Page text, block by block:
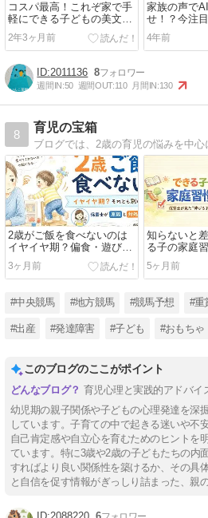
コスパ最高！これぞ家で手
軽にできる子どもの美文字
練習法だ！
2年3ヶ月前
家族の声で
せ！？今注
【coemo（
力とは。
4年前
2011136 8
週間IN:50 週間OUT:110 月間IN:130
8
育児の宝箱
2歳がご飯を食べないのは
イヤイヤ期？偏食・遊び食
べの理由と保育士が教える
正しい対処法
3ヶ月前
知らないと
る子の家庭
士が本音で解
5ヶ月前
#中央競馬 #地方競馬 #競馬予想 #重
#出産 #発達障害 #子ども #おもちゃ
このブログのここがポイント
育児心理と実践的アドバイ
幼児期の親子関係や子どもの心理発達を深
しています。子育ての中で起きる迷いや不
自己肯定感や自立心を育むためのヒントを
ています。特に3歳や2歳の子どもたちの内
すればより良い関係性を築けるか、その具
と自信を促す情報がぎっしり詰まった、親